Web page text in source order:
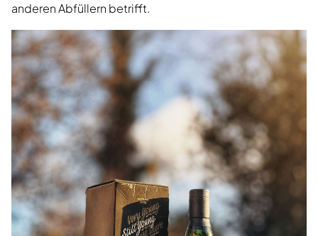
anderen Abfüllern betrifft.